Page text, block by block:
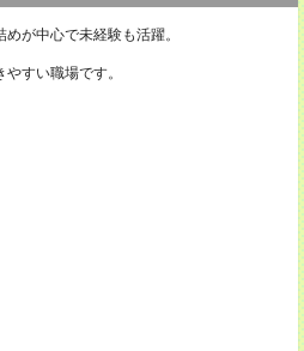
が中心で未経験も活躍。
すい職場です。